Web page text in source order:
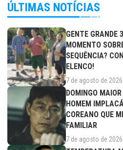
ÚLTIMAS NOTÍCIAS
GENTE GRANDE
MOMENTO
SEQUÊNCIA?
ELENCO!
7 de agosto de 2026
DOMINGO
HOMEM
COREANO QUE
FAMILIAR
7 de agosto de 2026